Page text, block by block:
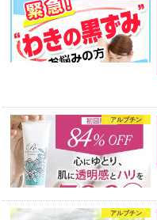
アルブチン
アルブチン